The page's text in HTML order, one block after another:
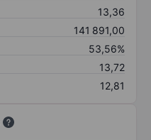
13,36
141 891,00
53,56%
13,72
12,81